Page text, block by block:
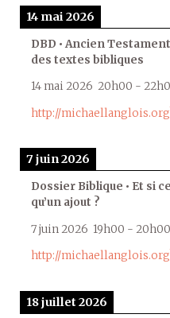
14 mai 2026
DBD • Ancien
des textes bibliques
14 mai 2026 20h00 -
http://
7 juin 2026
Dossier Biblique • Et si
qu’un ajout ?
7 juin 2026 19h00 - 20h00
http://
18 juillet 2026